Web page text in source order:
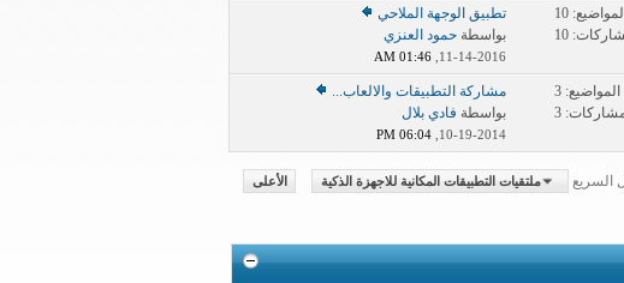
10
10
تطبيق الوجهة الملاحي
بواسطة حمود العنزي
11-14-2016,
01:46 AM
المواضيع: 3
3
مشاركة التطبيقات والالعاب...
بواسطة فادي بلال
10-19-2014,
06:04 PM
السريع ملتقيات التطبيقات المكانية للاجهزة الذكية الأعلى